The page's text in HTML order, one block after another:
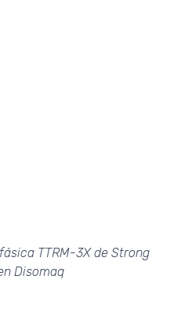
TTRM-3X de Strong
Disomaq